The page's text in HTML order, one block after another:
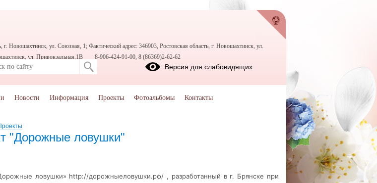
"Дорожные ловушки"
ловушки» http://дорожныеловушки.рф/ , разработанный в г. Брянске при
г. Новошахтинск, ул. Союзная, 1; Фактический адрес: 346903, Ростовская область, г. Новошахтинск, ул.
ул. Привокзальная,1В
8-906-424-91-00, 8 (86369)2-62-62
Версия для слабовидящих
Новости Информация Проекты Фотоальбомы Контакты